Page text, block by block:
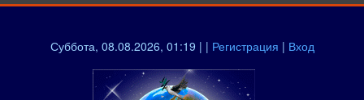
Суббота, 08.08.2026, 01:19 | | Регистрация | Вход